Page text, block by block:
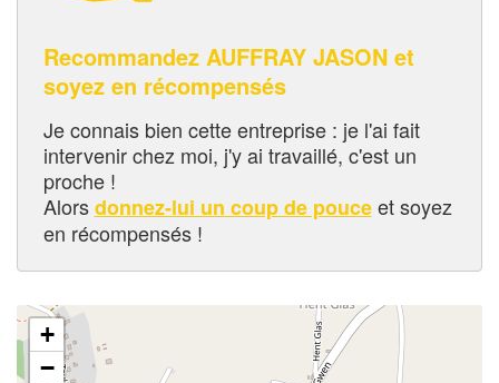
Recommandez AUFFRAY JASON et
soyez en récompensés
Je connais bien cette entreprise : je l'ai fait
intervenir chez moi, j'y ai travaillé, c'est un
proche !
Alorsdonnez-lui un coup de pouceet soyez
en récompensés !
+
−